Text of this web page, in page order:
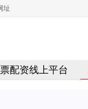
址
配资线上平台